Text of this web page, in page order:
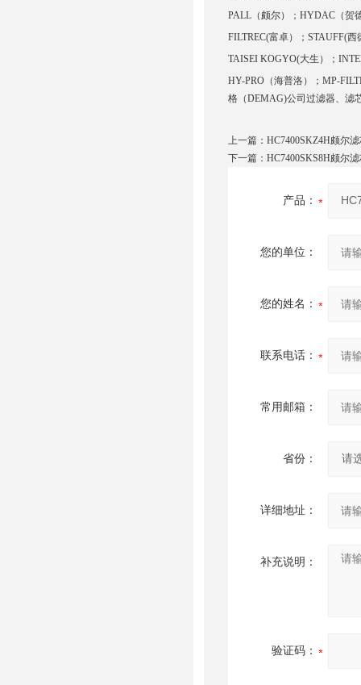
PALL（颇尔）；HYDAC（贺
FILTREC(富卓）；STAUFF(
TAISEI KOGYO(大生）；
HY-PRO（海普洛）；MP-
格（DEMAG)公司过滤器、滤
上一篇： HC7400SKZ4H颇尔
下一篇： HC7400SKS8H颇尔
产品：
您的单位：
您的姓名：
联系电话：
常用邮箱：
省份：
详细地址：
补充说明：
验证码：